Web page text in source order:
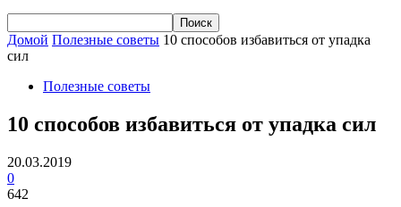
Домой Полезные советы 10 способов избавиться от упадка
сил
Полезные советы
10 способов избавиться от упадка сил
20.03.2019
0
642